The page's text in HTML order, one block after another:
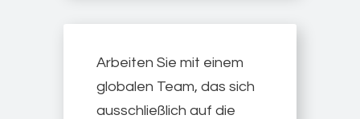
Arbeiten Sie mit einem
globalen Team, das sich
ausschließlich auf die